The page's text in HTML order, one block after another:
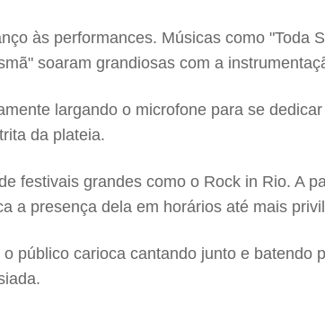
às performances. Músicas como "Toda
soaram grandiosas com a
largando o microfone para se
da plateia.
festivais grandes como o Rock in Rio. A
a presença dela em horários até mais
público carioca cantando junto e batendo